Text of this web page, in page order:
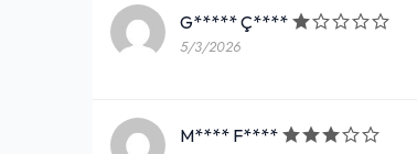
G***** Ç****
5/3/2026
M**** F****